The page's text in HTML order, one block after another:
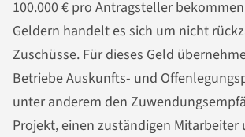
100.000 € pro Antragsteller
Geldern handelt es sich um nicht
Zuschüsse. Für dieses Geld
Betriebe Auskunfts- und
unter anderem den
Projekt, einen zuständigen Mitarbeiter